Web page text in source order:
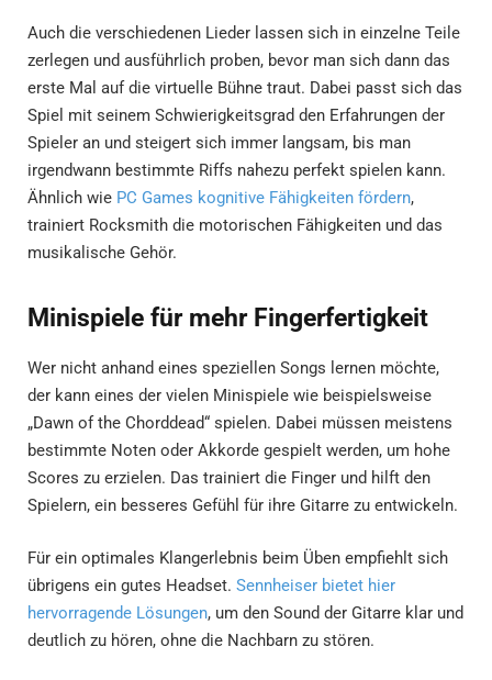
Auch die verschiedenen Lieder lassen sich in einzelne Teile
zerlegen und ausführlich proben, bevor man sich dann das
erste Mal auf die virtuelle Bühne traut. Dabei passt sich das
Spiel mit seinem Schwierigkeitsgrad den Erfahrungen der
Spieler an und steigert sich immer langsam, bis man
irgendwann bestimmte Riffs nahezu perfekt spielen kann.
Ähnlich wie PC Games kognitive Fähigkeiten fördern,
trainiert Rocksmith die motorischen Fähigkeiten und das
musikalische Gehör.
Minispiele für mehr Fingerfertigkeit
Wer nicht anhand eines speziellen Songs lernen möchte,
der kann eines der vielen Minispiele wie beispielsweise
„Dawn of the Chorddead“ spielen. Dabei müssen meistens
bestimmte Noten oder Akkorde gespielt werden, um hohe
Scores zu erzielen. Das trainiert die Finger und hilft den
Spielern, ein besseres Gefühl für ihre Gitarre zu entwickeln.
Für ein optimales Klangerlebnis beim Üben empfiehlt sich
übrigens ein gutes Headset. Sennheiser bietet hier
hervorragende Lösungen, um den Sound der Gitarre klar und
deutlich zu hören, ohne die Nachbarn zu stören.